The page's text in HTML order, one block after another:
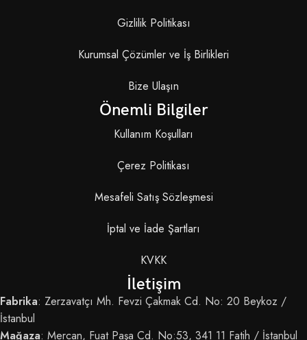
Gizlilik Politikası
Kurumsal Çözümler ve İş Birlikleri
Bize Ulaşın
Önemli Bilgiler
Kullanım Koşulları
Çerez Politikası
Mesafeli Satış Sözleşmesi
İptal ve İade Şartları
KVKK
İletişim
Fabrika: Zerzavatçı Mh. Fevzi Çakmak Cd. No: 20 Beykoz /
İstanbul
Mağaza: Mercan, Fuat Paşa Cd. No:53, 341 11 Fatih / İstanbul